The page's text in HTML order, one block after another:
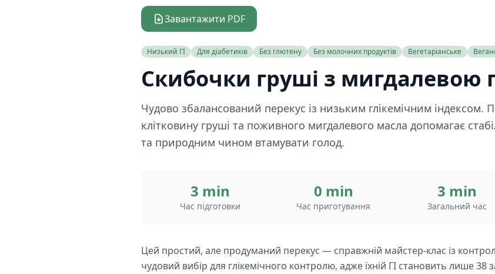
Завантажити PDF
Низький ГІ Для діабетиків Без глютену Без молочних продуктів Вегетаріанське
Скибочки груші з мигдалевою
Чудово збалансований перекус із низьким глікемічним індексом.
клітковину груші та поживного мигдалевого масла допомагає
та природним чином втамувати голод.
3 min
Час підготовки
0 min
Час приготування
3 min
Загальний час
Цей простий, але продуманий перекус — справжній майстер-клас із
чудовий вибір для глікемічного контролю, адже їхній ГІ становить лише 38